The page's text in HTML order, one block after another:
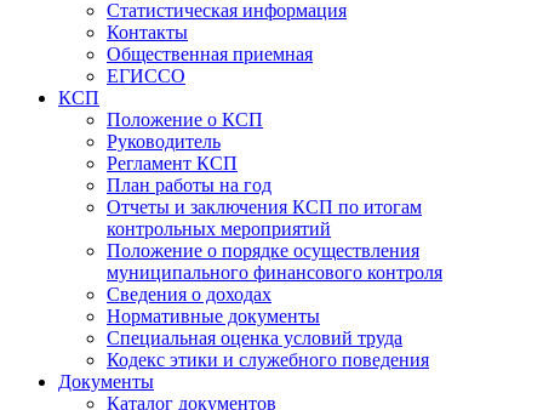
Статистическая информация
Контакты
Общественная приемная
ЕГИССО
КСП
Положение о КСП
Руководитель
Регламент КСП
План работы на год
Отчеты и заключения КСП по итогам
контрольных мероприятий
Положение о порядке осуществления
муниципального финансового контроля
Сведения о доходах
Нормативные документы
Специальная оценка условий труда
Кодекс этики и служебного поведения
Документы
Каталог документов